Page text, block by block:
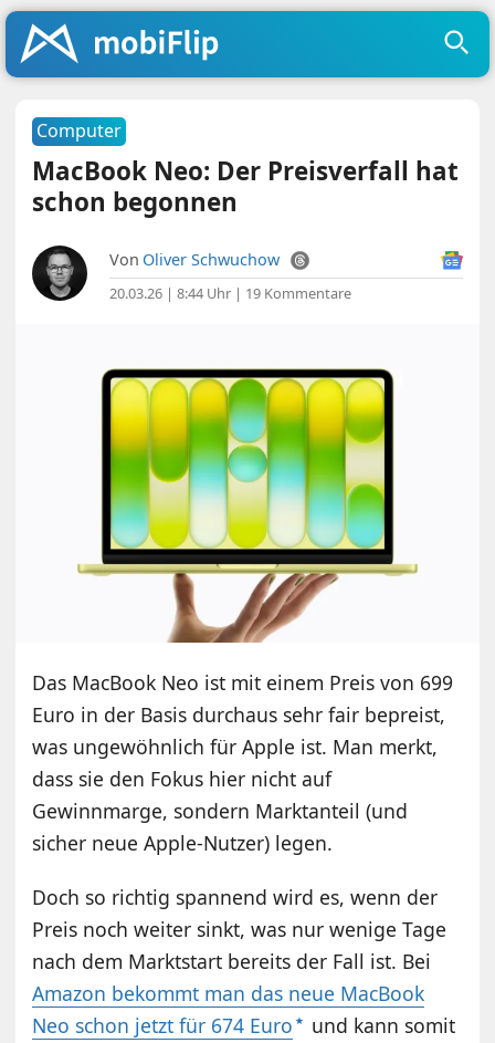
Computer
MacBook Neo: Der Preisverfall hat
schon begonnen
Von Oliver Schwuchow
20.03.26 | 8:44 Uhr | 19 Kommentare
Das MacBook Neo ist mit einem Preis von 699
Euro in der Basis durchaus sehr fair bepreist,
was ungewöhnlich für Apple ist. Man merkt,
dass sie den Fokus hier nicht auf
Gewinnmarge, sondern Marktanteil (und
sicher neue Apple-Nutzer) legen.
Doch so richtig spannend wird es, wenn der
Preis noch weiter sinkt, was nur wenige Tage
nach dem Marktstart bereits der Fall ist. Bei
Amazon bekommt man das neue MacBook
Neo schon jetzt für 674 Euro
und kann somit